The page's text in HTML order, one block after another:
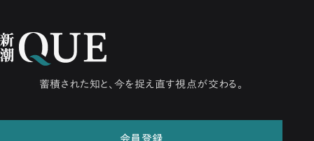
蓄積された知と、今を捉え直す視点が交わる。
会員登録